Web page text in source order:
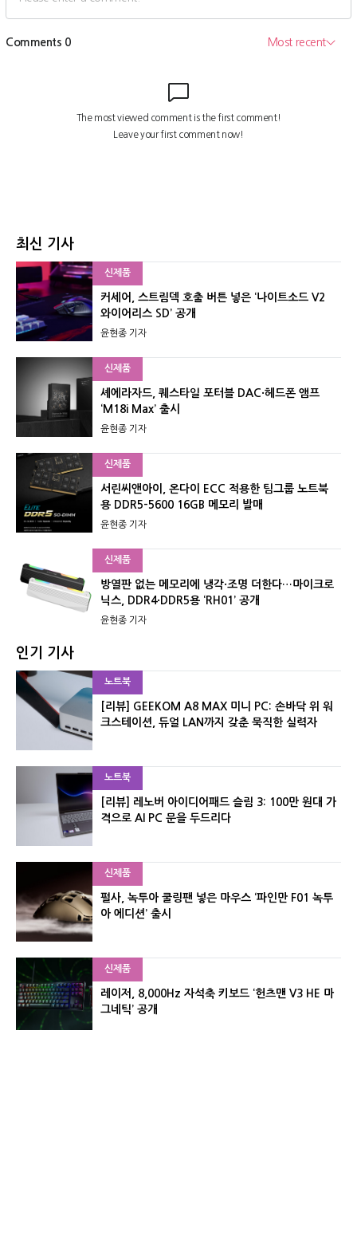
최신 기사
신제품
커세어, 스트림덱 호출 버튼 넣은 ‘나이트소드 V2
와이어리스 SD’ 공개
윤현종 기자
신제품
셰에라자드, 퀘스타일 포터블 DAC·헤드폰 앰프
‘M18i Max’ 출시
윤현종 기자
신제품
서린씨앤아이, 온다이 ECC 적용한 팀그룹 노트북
용 DDR5-5600 16GB 메모리 발매
윤현종 기자
신제품
방열판 없는 메모리에 냉각·조명 더한다…마이크로
닉스, DDR4·DDR5용 ‘RH01’ 공개
윤현종 기자
인기 기사
노트북
[리뷰] GEEKOM A8 MAX 미니 PC: 손바닥 위 워
크스테이션, 듀얼 LAN까지 갖춘 묵직한 실력자
노트북
[리뷰] 레노버 아이디어패드 슬림 3: 100만 원대 가
격으로 AI PC 문을 두드리다
신제품
펄사, 녹투아 쿨링팬 넣은 마우스 ‘파인만 F01 녹투
아 에디션’ 출시
신제품
레이저, 8,000Hz 자석축 키보드 ‘헌츠맨 V3 HE 마
그네틱’ 공개